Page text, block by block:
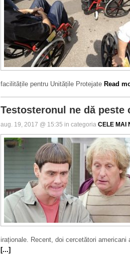
facilitățile pentru Unitățile Protejate Read
Testosteronul ne dă peste
aug. 19, 2017 @ 15:35 in categoria CELE MAI
iraționale. Recent, doi cercetători
[...]